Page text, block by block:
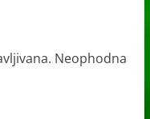
Neophodna